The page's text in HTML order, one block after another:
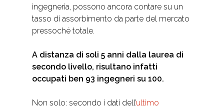
ingegneria, possono ancora contare su un
tasso di assorbimento da parte del mercato
pressoché totale.
A distanza di soli 5 anni dalla laurea di
secondo livello, risultano infatti
occupati ben 93 ingegneri su 100.
Non solo: secondo i dati dell’ultimo